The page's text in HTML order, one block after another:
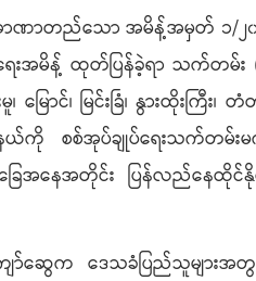
ာတည်သော အမိန့်အမှတ် ၁/၂၀၂
အမိန့် ထုတ်ပြန်ခဲ့ရာ သက်တမ်း (
ြောင်၊ မြင်းခြံ၊ နွားထိုး
နယ်ကို စစ်အုပ်ချုပ်ရေးသက်တမ်
ေအနေအတိုင်း ပြန်လည်နေထိုင်
ာ်ဆွေက ဒေသခံပြည်သူများအ